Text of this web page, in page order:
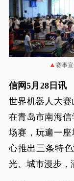
赛事
信网5月28日讯
世界机器人大
在青岛市南海
场赛，玩遍一
心推出三条特
光、城市漫步，